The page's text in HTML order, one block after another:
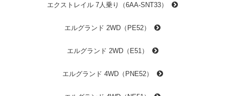
エクストレイル 7人乗り（6AA-SNT33）
エルグランド 2WD（PE52）
エルグランド 2WD（E51）
エルグランド 4WD（PNE52）